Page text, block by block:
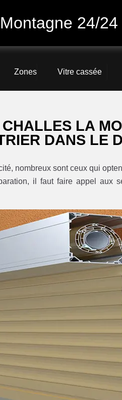
24/24
Zones Vitre cassée
LA
DANS LE
nombreux sont ceux qui
il faut faire appel aux